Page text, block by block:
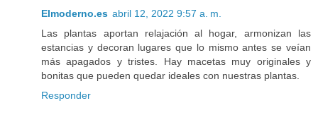
Elmoderno.es abril 12, 2022 9:57 a. m.
Las plantas aportan relajación al hogar, armonizan las
estancias y decoran lugares que lo mismo antes se veían
más apagados y tristes. Hay macetas muy originales y
bonitas que pueden quedar ideales con nuestras plantas.
Responder